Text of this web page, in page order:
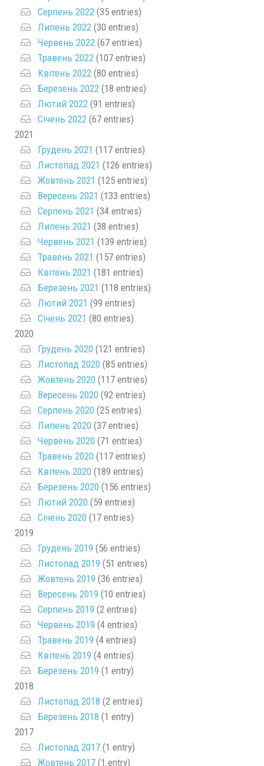
Серпень 2022 (35 entries)
Липень 2022 (30 entries)
Червень 2022 (67 entries)
Травень 2022 (107 entries)
Квітень 2022 (80 entries)
Березень 2022 (18 entries)
Лютий 2022 (91 entries)
Січень 2022 (67 entries)
2021
Грудень 2021 (117 entries)
Листопад 2021 (126 entries)
Жовтень 2021 (125 entries)
Вересень 2021 (133 entries)
Серпень 2021 (34 entries)
Липень 2021 (38 entries)
Червень 2021 (139 entries)
Травень 2021 (157 entries)
Квітень 2021 (181 entries)
Березень 2021 (118 entries)
Лютий 2021 (99 entries)
Січень 2021 (80 entries)
2020
Грудень 2020 (121 entries)
Листопад 2020 (85 entries)
Жовтень 2020 (117 entries)
Вересень 2020 (92 entries)
Серпень 2020 (25 entries)
Липень 2020 (37 entries)
Червень 2020 (71 entries)
Травень 2020 (117 entries)
Квітень 2020 (189 entries)
Березень 2020 (156 entries)
Лютий 2020 (59 entries)
Січень 2020 (17 entries)
2019
Грудень 2019 (56 entries)
Листопад 2019 (51 entries)
Жовтень 2019 (36 entries)
Вересень 2019 (10 entries)
Серпень 2019 (2 entries)
Червень 2019 (4 entries)
Травень 2019 (4 entries)
Квітень 2019 (4 entries)
Березень 2019 (1 entry)
2018
Листопад 2018 (2 entries)
Березень 2018 (1 entry)
2017
Листопад 2017 (1 entry)
Жовтень 2017 (1 entry)